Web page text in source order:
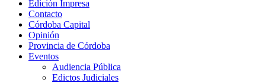
Edición Impresa
Contacto
Córdoba Capital
Opinión
Provincia de Córdoba
Eventos
Audiencia Pública
Edictos Judiciales